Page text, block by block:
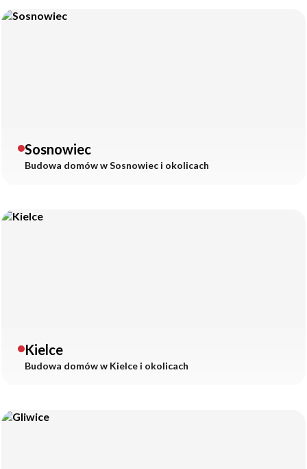
Sosnowiec
Budowa domów wSosnowiec i okolicach
Kielce
Budowa domów w Kielce i okolicach